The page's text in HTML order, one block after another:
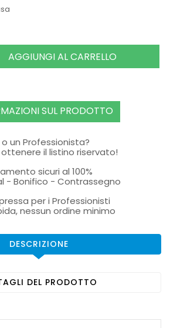
AGGIUNGI AL CARRELLO
SUL PRODOTTO
un Professionista?
il listino riservato!
sicuri al 100%
- Bonifico - Contrassegno
per i Professionisti
nessun ordine minimo
DESCRIZIONE
DEL PRODOTTO